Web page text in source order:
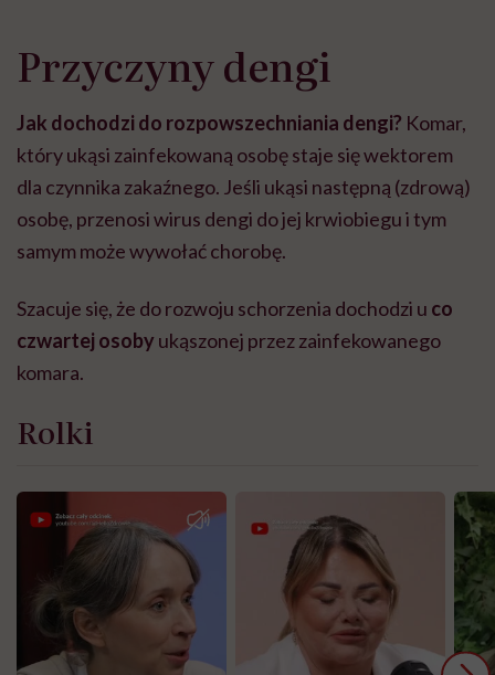
Przyczyny dengi
Jak dochodzi do rozpowszechniania dengi? Komar,
który ukąsi zainfekowaną osobę staje się wektorem
dla czynnika zakaźnego. Jeśli ukąsi następną (zdrową)
osobę, przenosi wirus dengi do jej krwiobiegu i tym
samym może wywołać chorobę.
Szacuje się, że do rozwoju schorzenia dochodzi u co
czwartej osoby ukąszonej przez zainfekowanego
komara.
Rolki